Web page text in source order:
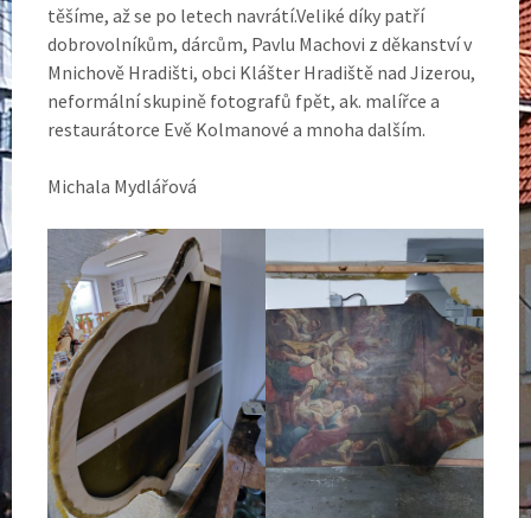
těšíme, až se po letech navrátí.Veliké díky patří
dobrovolníkům, dárcům, Pavlu Machovi z děkanství v
Mnichově Hradišti, obci Klášter Hradiště nad Jizerou,
neformální skupině fotografů fpět, ak. malířce a
restaurátorce Evě Kolmanové a mnoha dalším.
Michala Mydlářová